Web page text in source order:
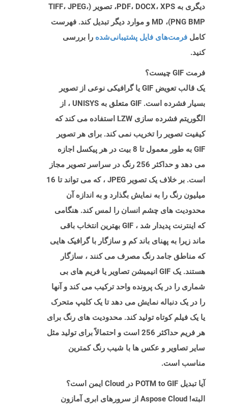
دیگری به PDF، DOCX، XPS، تصویر (TIFF، JPEG،
PNG BMP)، MD و موارد دیگر تبدیل کند. فهرست
کامل فرمت‌های فایل پشتیبانی‌شده را بررسی
کنید.
فرمت GIF چیست؟
یک قالب تعویض GIF یا گرافیکی نوعی از تصویر
بسیار فشرده است. GIF متعلق به UNISYS ، از
الگوریتم فشرده سازی LZW استفاده می کند که
کیفیت تصویر را تخریب نمی کند. برای هر تصویر
GIF به طور معمول تا 8 بیت در هر پیکسل اجازه
می دهد و حداکثر 256 رنگ در سراسر تصویر مجاز
است. بر خلاف یک تصویر JPEG ، که می تواند تا 16
میلیون رنگ را به نمایش بگذارد و به اندازه آن
محدودیت های چشم انسان را لمس کند. هنگامی
که اینترنت پدیدار شد ، GIF بهترین انتخاب باقی
ماند زیرا به پهنای باند کم و سازگار با گرافیک هایی
که مناطق جامد رنگ مصرف می کنند ، سازگار
هستند. یک GIF انیمیشن تصاویر یا فریم های بی
شماری را در یک پرونده واحد ترکیب می کند و آنها
را در یک دنباله نمایش می دهد تا یک کلیپ متحرک
یا یک فیلم کوتاه تولید کند. محدودیت های رنگ برای
هر فریم حداکثر 256 است و احتمالاً برای تولید مثل
سایر تصاویر و عکس ها با شیب رنگ کمترین
مناسب است.
آیا تبدیل POTM to GIF در Cloud ایمن است؟
البته! Aspose Cloud از سرورهای ابری آمازون